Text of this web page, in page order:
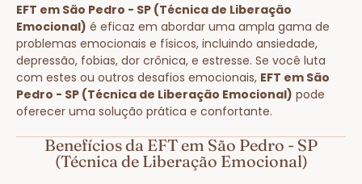
EFT em São Pedro - SP (Técnica de Liberação
Emocional) é eficaz em abordar uma ampla gama de
problemas emocionais e físicos, incluindo ansiedade,
depressão, fobias, dor crônica, e estresse. Se você luta
com estes ou outros desafios emocionais, EFT em São
Pedro - SP (Técnica de Liberação Emocional) pode
oferecer uma solução prática e confortante.
Benefícios da EFT em São Pedro - SP
(Técnica de Liberação Emocional)